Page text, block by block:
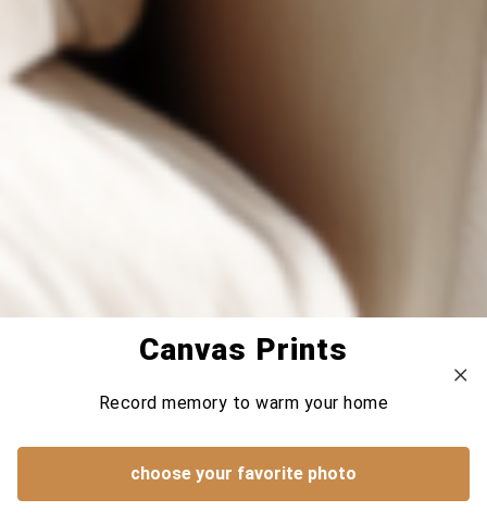
Canvas Prints
Record memory to warm your home
choose your favorite photo